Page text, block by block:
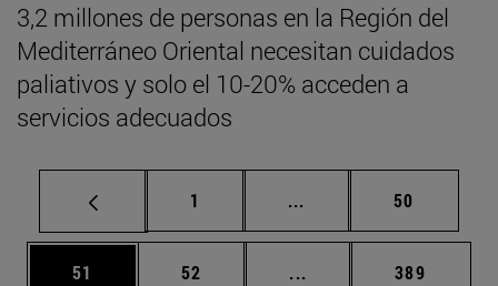
3,2 millones de personas en la Región del
Mediterráneo Oriental necesitan cuidados
paliativos y solo el 10-20% acceden a
servicios adecuados
Página
1 ... Páginas intermedias
Página
50
Página
51 Página
52 ... Páginas intermedias
Página
389